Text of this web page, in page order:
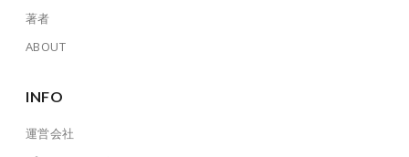
著者
ABOUT
INFO
運営会社